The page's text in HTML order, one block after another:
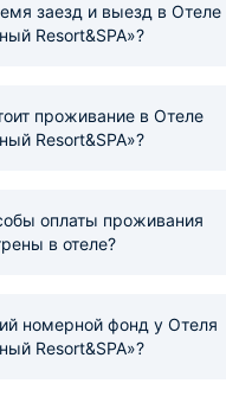
заезд и выезд в Отеле
Resort&SPA»?
проживание в Отеле
Resort&SPA»?
оплаты проживания
в отеле?
номерной фонд у Отеля
Resort&SPA»?